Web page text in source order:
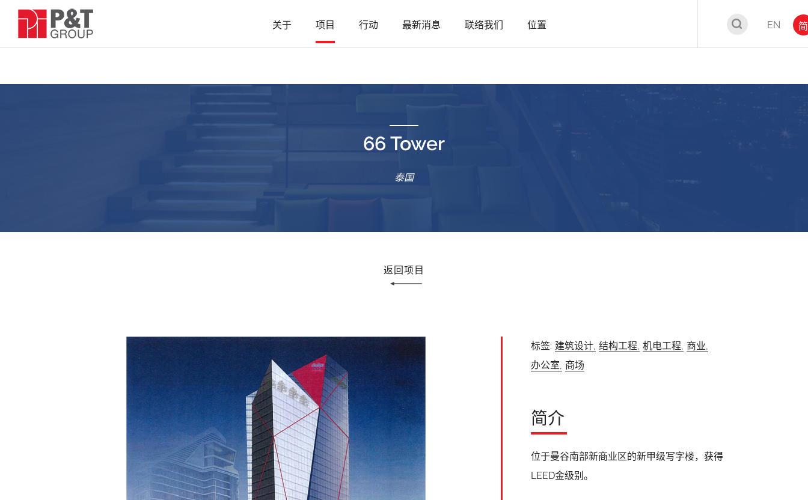
关于 项目 行动 最新消息 联络我们 位置 EN 简
66 Tower
泰国
返回项目
标签: 建筑设计, 结构工程, 机电工程, 商业,
办公室, 商场
简介
位于曼谷南部新商业区的新甲级写字楼，获得
LEED金级别。